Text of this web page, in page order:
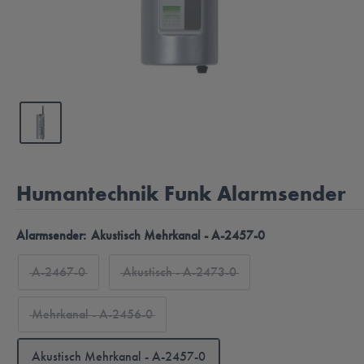
Humantechnik Funk Alarmsender
Alarmsender: Akustisch Mehrkanal - A-2457-0
A-2467-0 Akustisch - A-2473-0
Mehrkanal - A-2456-0
Akustisch Mehrkanal - A-2457-0